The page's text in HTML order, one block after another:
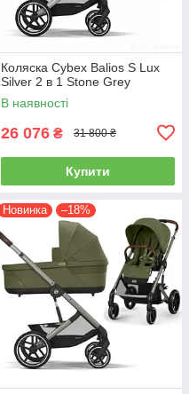
Коляска Cybex Balios S Lux
Silver 2 в 1 Stone Grey
В наявності
26 076 ₴ 31 800 ₴
Купити
Новинка –18%